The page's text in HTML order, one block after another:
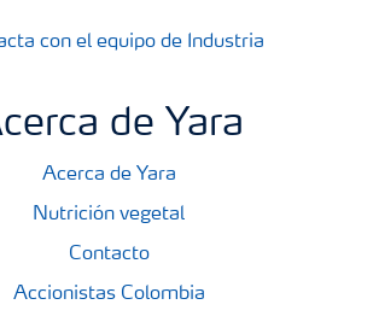
con el equipo de Industria
de Yara
Acerca de Yara
Nutrición vegetal
Contacto
Accionistas Colombia